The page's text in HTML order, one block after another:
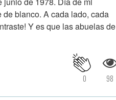
blanco. A cada lado, cada
Y es que las abuelas de
98
0